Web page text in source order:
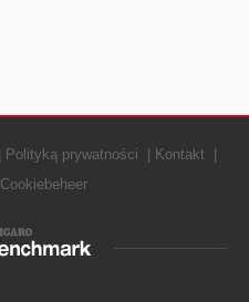
Polityką prywatności
Kontakt
Cookiebeheer